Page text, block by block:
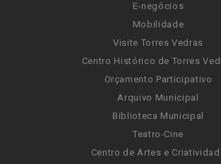
E-negócios
Mobilidade
Visite Torres Vedras
Centro Histórico de Torres
Orçamento Participativo
Arquivo Municipal
Biblioteca Municipal
Teatro-Cine
Centro de Artes e